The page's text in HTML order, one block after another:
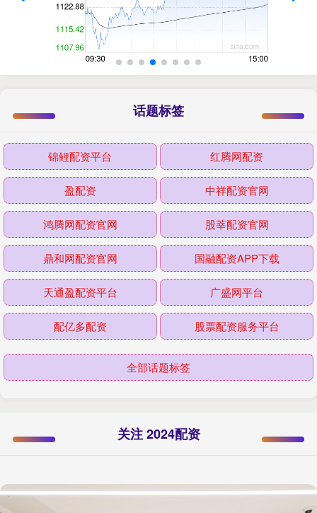
话题标签
锦鲤配资平台 红腾网配资
盈配资 中祥配资官网
鸿腾网配资官网 股莘配资官网
鼎和网配资官网 国融配资APP下载
天通盈配资平台 广盛网平台
配亿多配资 股票配资服务平台
全部话题标签
关注 2024配资